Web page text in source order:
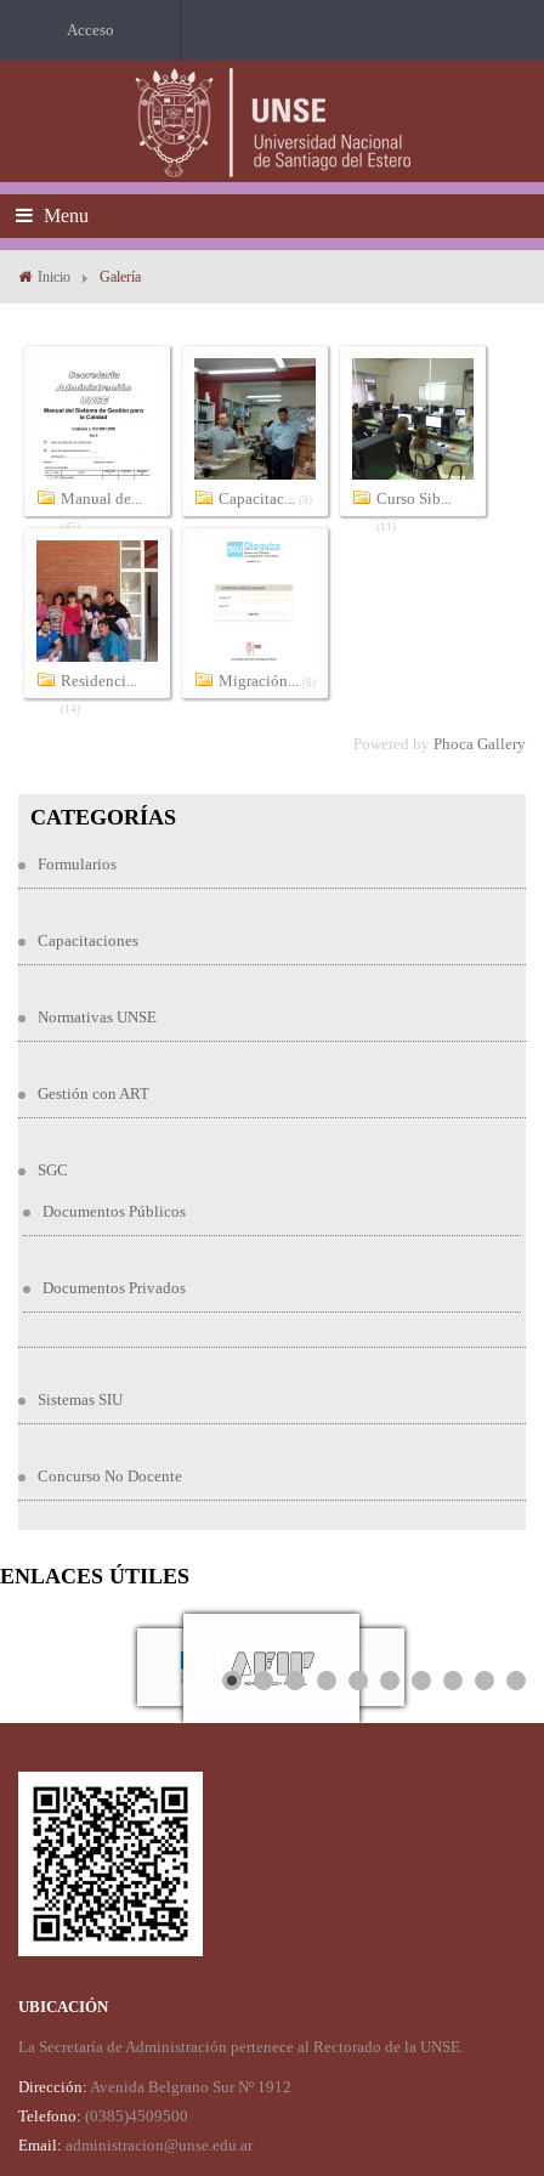
Acceso
Menu
Inicio Galería
Manual de...
(45)
Capacitac... (3) Curso Sib...
(11)
Residenci...
(14)
Migración... (6)
Powered by Phoca Gallery
CATEGORÍAS
Formularios
Capacitaciones
Normativas UNSE
Gestión con ART
SGC
Documentos Públicos
Documentos Privados
Sistemas SIU
Concurso No Docente
ENLACES ÚTILES
UBICACIÓN
La Secretaría de Administración pertenece al Rectorado de la UNSE.
Dirección: Avenida Belgrano Sur Nº 1912
Telefono: (0385)4509500
Email: administracion@unse.edu.ar